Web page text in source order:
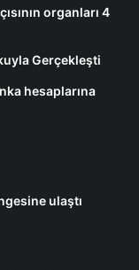
organları 4
Gerçekleşti
hesaplarına
ulaştı